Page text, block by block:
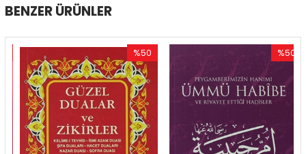
BENZER ÜRÜNLER
%50
İndirim
%50İndirim
%50